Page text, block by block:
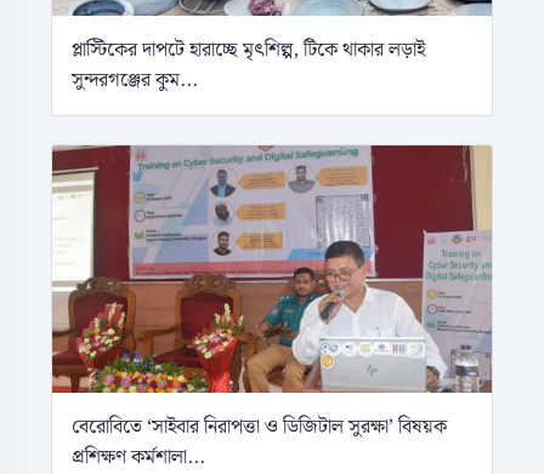
প্লাস্টিকের দাপটে হারাচ্ছে মৃৎশিল্প, টিকে থাকার লড়াই
সুন্দরগঞ্জের কুম...
বেরোবিতে ‘সাইবার নিরাপত্তা ও ডিজিটাল সুরক্ষা’ বিষয়ক
প্রশিক্ষণ কর্মশালা...